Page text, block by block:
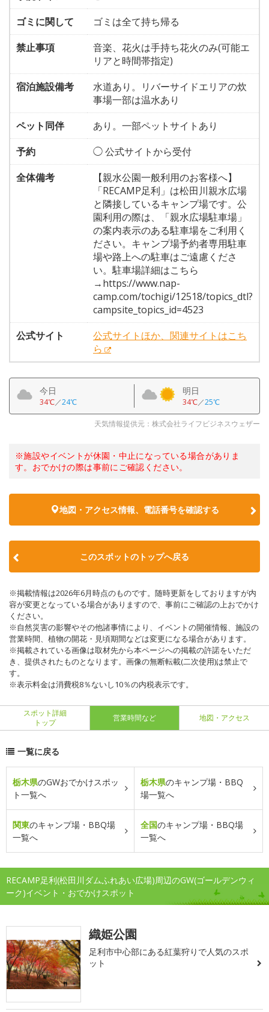
ゴミに関して
ゴミは全て持ち帰る
禁止事項
音楽、花火は手持ち花火のみ(可能エ
リアと時間帯指定)
宿泊施設備考
水道あり。リバーサイドエリアの炊
事場一部は温水あり
ペット同伴
あり。一部ペットサイトあり
予約
◯ 公式サイトから受付
全体備考
【親水公園一般利用のお客様へ】
「RECAMP足利」は松田川親水広場
と隣接しているキャンプ場です。公
園利用の際は、「親水広場駐車場」
の案内表示のある駐車場をご利用く
ださい。キャンプ場予約者専用駐車
場や路上への駐車はご遠慮くださ
い。駐車場詳細はこちら
→https://www.nap-
camp.com/tochigi/12518/topics_dtl?
campsite_topics_id=4523
公式サイト
公式サイトほか、関連サイトはこち
ら
今日
34℃／24℃
明日
34℃／25℃
天気情報提供元：株式会社ライフビジネスウェザー
※施設やイベントが休園・中止になっている場合がありま
す。おでかけの際は事前にご確認ください。
地図・アクセス情報、電話番号を確認する
このスポットのトップへ戻る
※掲載情報は2026年6月時点のものです。随時更新をしておりますが内
容が変更となっている場合がありますので、事前にご確認の上おでかけ
ください。
※自然災害の影響やその他諸事情により、イベントの開催情報、施設の
営業時間、植物の開花・見頃期間などは変更になる場合があります。
※掲載されている画像は取材先から本ページへの掲載の許諾をいただ
き、提供されたものとなります。画像の無断転載(二次使用)は禁止で
す。
※表示料金は消費税8％ないし10％の内税表示です。
スポット詳細
トップ
営業時間など 地図・アクセス
一覧に戻る
栃木県のGWおでかけスポッ
ト一覧へ
栃木県のキャンプ場・BBQ
場一覧へ
関東のキャンプ場・BBQ場
一覧へ
全国のキャンプ場・BBQ場
一覧へ
RECAMP足利(松田川ダムふれあい広場)周辺のGW(ゴールデンウィ
ーク)イベント・おでかけスポット
織姫公園
足利市中心部にある紅葉狩りで人気のスポ
ット